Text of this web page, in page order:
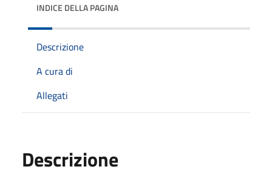
INDICE DELLA PAGINA
Descrizione
A cura di
Allegati
Descrizione